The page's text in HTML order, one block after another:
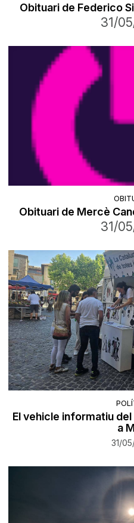
Obituari de Federico
31/
Obituari de Mercè
31/
El vehicle informatiu
a
31/